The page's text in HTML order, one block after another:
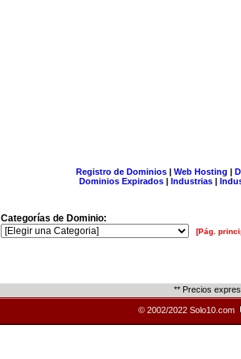
Registro de Dominios| Web Hosting |
Dominios Expirados | Industrias |
Categorías de Dominio:
[Pág.
** Precios
© 2002/2022 Solo10.com